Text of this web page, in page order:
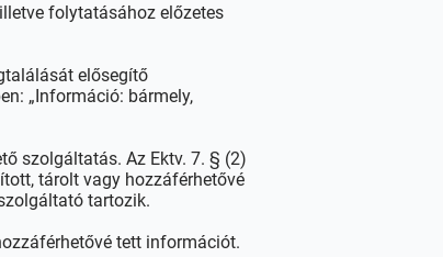
folytatásához előzetes
elősegítő
„Információ: bármely,
szolgáltatás. Az Ektv. 7. § (2)
tárolt vagy hozzáférhetővé
tartozik.
tett információt.